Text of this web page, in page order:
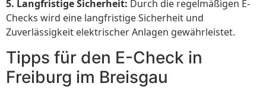
5. Langfristige Sicherheit: Durch die regelmäßigen E-
Checks wird eine langfristige Sicherheit und
Zuverlässigkeit elektrischer Anlagen gewährleistet.
Tipps für den E-Check in
Freiburg im Breisgau